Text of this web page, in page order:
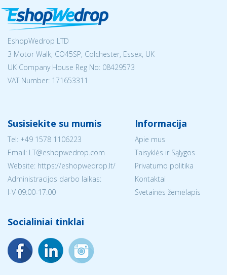
EshopWedrop LTD
3 Motor Walk, CO45SP, Colchester, Essex, UK
UK Company House Reg No: 08429573
VAT Number: 171653311
Susisiekite su mumis
Tel: +49 1578 1106223
Email: LT@eshopwedrop.com
Website: https://eshopwedrop.lt/
Administracijos darbo laikas:
I-V 09:00-17:00
Informacija
Apie mus
Taisyklės ir Sąlygos
Privatumo politika
Kontaktai
Svetainės žemėlapis
Socialiniai tinklai